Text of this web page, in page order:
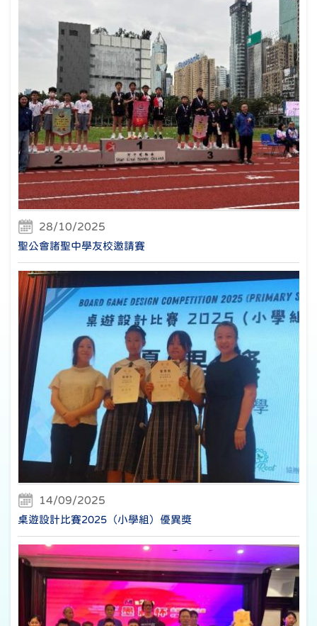
28/10/2025
聖公會諸聖中學友校邀請賽
14/09/2025
桌遊設計比賽2025（小學組）優異獎